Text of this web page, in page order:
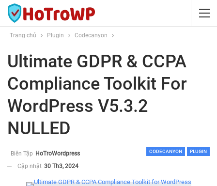
Trang chủ Plugin Codecanyon
Ultimate GDPR & CCPA
Compliance Toolkit For
WordPress V5.3.2
NULLED
CODECANYON PLUGIN
Biên Tập HoTroWordpress
Cập nhật 30 Th3, 2024